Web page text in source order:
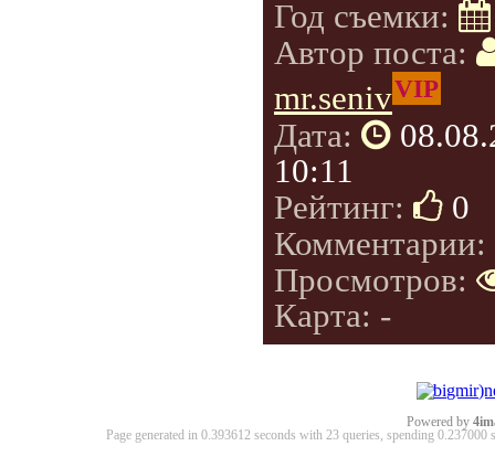
Год съемки:
Автор поста:
mr.senivVIP
Дата:
10:11
Рейтинг:
0
Комментарии:
Просмотров:
Карта: -
Powered by
Page generated in 0.393612 seconds with 23 queries, spending